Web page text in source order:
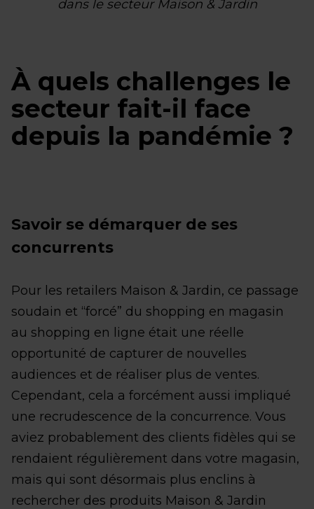
dans le secteur Maison & Jardin
À quels challenges le
secteur fait-il face
depuis la pandémie ?
Savoir se démarquer de ses
concurrents
Pour les retailers Maison & Jardin, ce passage
soudain et “forcé” du shopping en magasin
au shopping en ligne était une réelle
opportunité de capturer de nouvelles
audiences et de réaliser plus de ventes.
Cependant, cela a forcément aussi impliqué
une recrudescence de la concurrence. Vous
aviez probablement des clients fidèles qui se
rendaient régulièrement dans votre magasin,
mais qui sont désormais plus enclins à
rechercher des produits Maison & Jardin